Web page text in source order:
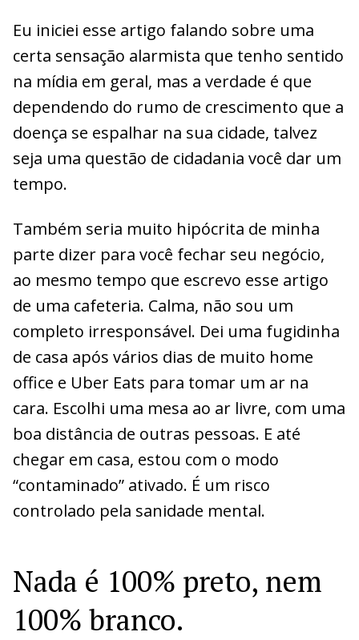
Eu iniciei esse artigo falando sobre uma
certa sensação alarmista que tenho sentido
na mídia em geral, mas a verdade é que
dependendo do rumo de crescimento que a
doença se espalhar na sua cidade, talvez
seja uma questão de cidadania você dar um
tempo.
Também seria muito hipócrita de minha
parte dizer para você fechar seu negócio,
ao mesmo tempo que escrevo esse artigo
de uma cafeteria. Calma, não sou um
completo irresponsável. Dei uma fugidinha
de casa após vários dias de muito home
office e Uber Eats para tomar um ar na
cara. Escolhi uma mesa ao ar livre, com uma
boa distância de outras pessoas. E até
chegar em casa, estou com o modo
“contaminado” ativado. É um risco
controlado pela sanidade mental.
Nada é 100% preto, nem
100% branco.